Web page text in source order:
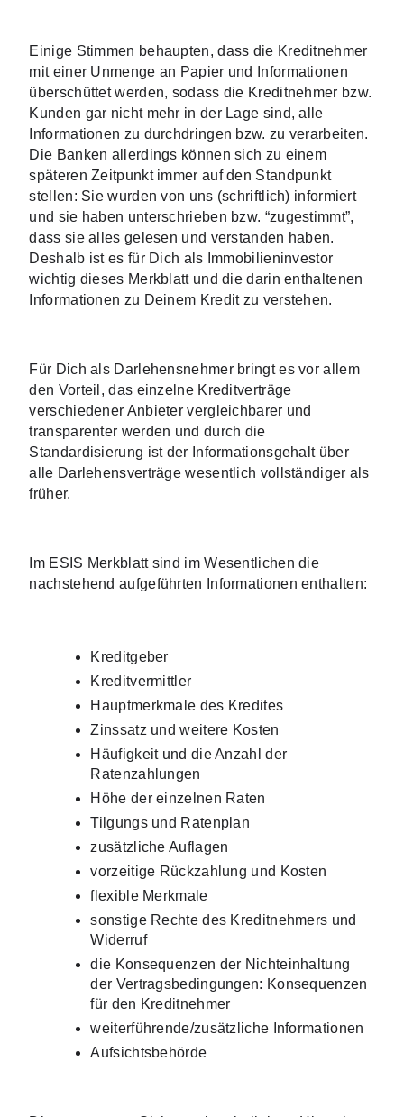
Einige Stimmen behaupten, dass die Kreditnehmer
mit einer Unmenge an Papier und Informationen
überschüttet werden, sodass die Kreditnehmer bzw.
Kunden gar nicht mehr in der Lage sind, alle
Informationen zu durchdringen bzw. zu verarbeiten.
Die Banken allerdings können sich zu einem
späteren Zeitpunkt immer auf den Standpunkt
stellen: Sie wurden von uns (schriftlich) informiert
und sie haben unterschrieben bzw. “zugestimmt”,
dass sie alles gelesen und verstanden haben.
Deshalb ist es für Dich als Immobilieninvestor
wichtig dieses Merkblatt und die darin enthaltenen
Informationen zu Deinem Kredit zu verstehen.
Für Dich als Darlehensnehmer bringt es vor allem
den Vorteil, das einzelne Kreditverträge
verschiedener Anbieter vergleichbarer und
transparenter werden und durch die
Standardisierung ist der Informationsgehalt über
alle Darlehensverträge wesentlich vollständiger als
früher.
Im ESIS Merkblatt sind im Wesentlichen die
nachstehend aufgeführten Informationen enthalten:
Kreditgeber
Kreditvermittler
Hauptmerkmale des Kredites
Zinssatz und weitere Kosten
Häufigkeit und die Anzahl der
Ratenzahlungen
Höhe der einzelnen Raten
Tilgungs und Ratenplan
zusätzliche Auflagen
vorzeitige Rückzahlung und Kosten
flexible Merkmale
sonstige Rechte des Kreditnehmers und
Widerruf
die Konsequenzen der Nichteinhaltung
der Vertragsbedingungen: Konsequenzen
für den Kreditnehmer
weiterführende/zusätzliche Informationen
Aufsichtsbehörde